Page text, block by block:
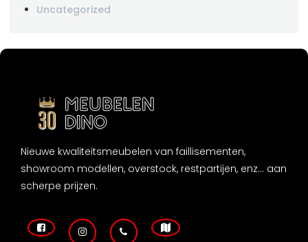
Uncategorized
Nieuwe kwaliteitsmeubelen van faillisementen,
showroom modellen, overstock, restpartijen, enz... aan
scherpe prijzen.